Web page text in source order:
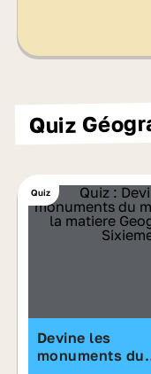
Quiz
Quiz
Devine les
monuments du